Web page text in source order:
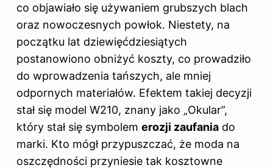
co objawiało się używaniem grubszych blach
oraz nowoczesnych powłok. Niestety, na
początku lat dziewięćdziesiątych
postanowiono obniżyć koszty, co prowadziło
do wprowadzenia tańszych, ale mniej
odpornych materiałów. Efektem takiej decyzji
stał się model W210, znany jako „Okular”,
który stał się symbolem erozji zaufania do
marki. Kto mógł przypuszczać, że moda na
oszczędności przyniesie tak kosztowne